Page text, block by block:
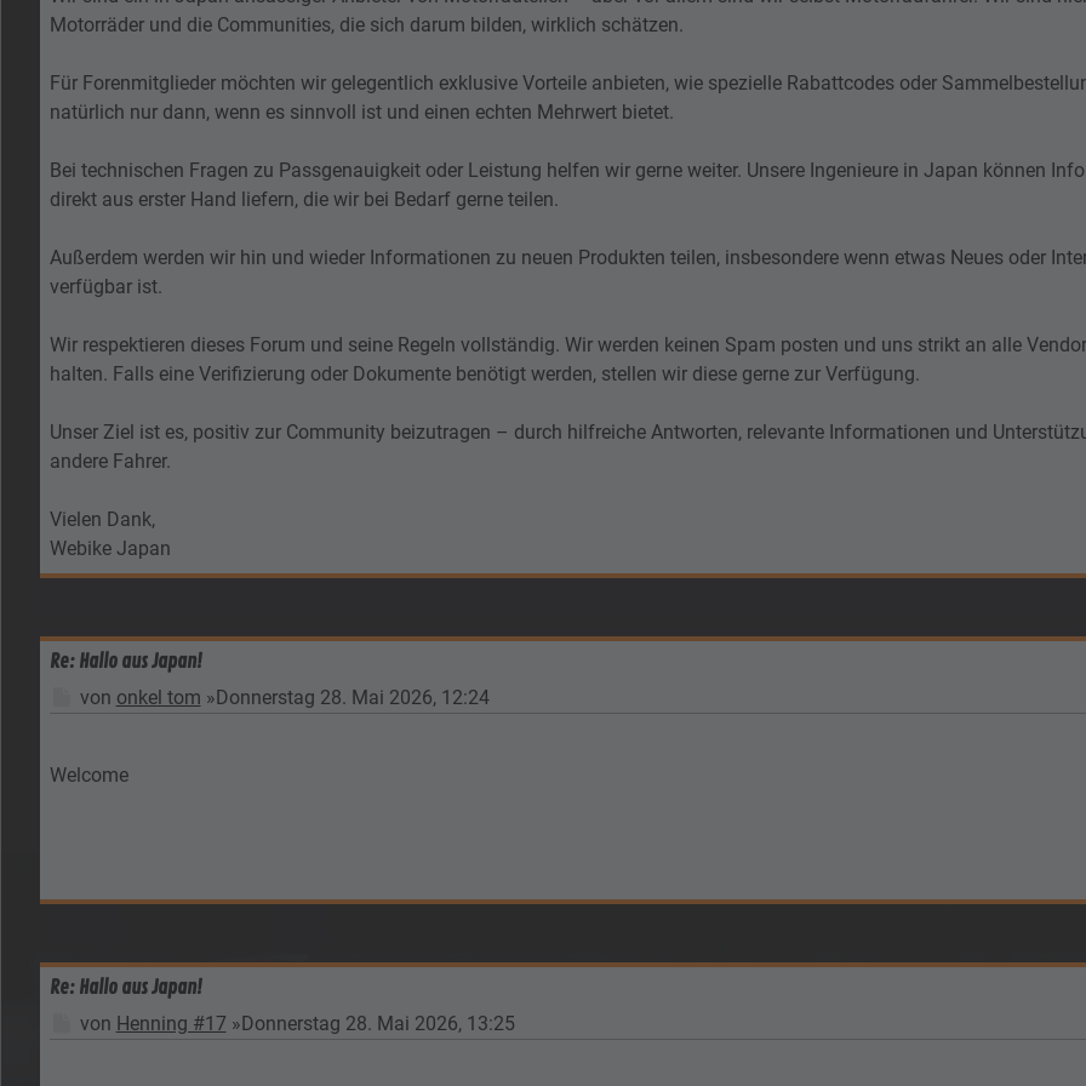
Motorräder und die Communities, die sich darum bilden, wirklich schätzen.
Für Forenmitglieder möchten wir gelegentlich exklusive Vorteile anbieten, wie spezielle Rabattcodes oder
natürlich nur dann, wenn es sinnvoll ist und einen echten Mehrwert bietet.
Bei technischen Fragen zu Passgenauigkeit oder Leistung helfen wir gerne weiter. Unsere Ingenieure in Japan können
direkt aus erster Hand liefern, die wir bei Bedarf gerne teilen.
Außerdem werden wir hin und wieder Informationen zu neuen Produkten teilen, insbesondere wenn etwas Neues oder
verfügbar ist.
Wir respektieren dieses Forum und seine Regeln vollständig. Wir werden keinen Spam posten und uns strikt an alle
halten. Falls eine Verifizierung oder Dokumente benötigt werden, stellen wir diese gerne zur Verfügung.
Unser Ziel ist es, positiv zur Community beizutragen – durch hilfreiche Antworten, relevante Informationen und
andere Fahrer.
Vielen Dank,
Webike Japan
Re: Hallo aus Japan!
Beitrag
von onkel tom »Donnerstag 28. Mai 2026, 12:24
Welcome
Re: Hallo aus Japan!
Beitrag
von Henning #17 »Donnerstag 28. Mai 2026, 13:25